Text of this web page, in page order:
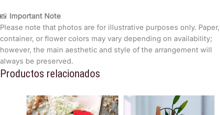
📸 Important Note
Please note that photos are for illustrative purposes only. Paper,
container, or flower colors may vary depending on availability;
however, the main aesthetic and style of the arrangement will
always be preserved.
Productos relacionados